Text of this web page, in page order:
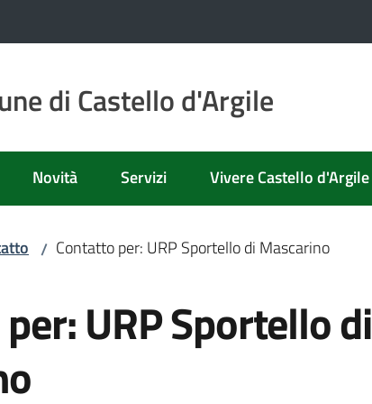
di Castello d'Argile
Novità Servizi Vivere Castello d'Argile
/ Contatto per: URP Sportello di Mascarino
URP Sportello di